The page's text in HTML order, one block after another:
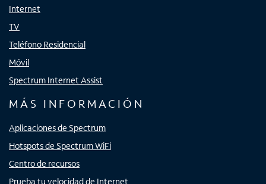
Internet
TV
Teléfono Residencial
Móvil
Spectrum Internet Assist
MÁS INFORMACIÓN
Aplicaciones de Spectrum
Hotspots de Spectrum WiFi
Centro de recursos
Prueba tu velocidad de Internet